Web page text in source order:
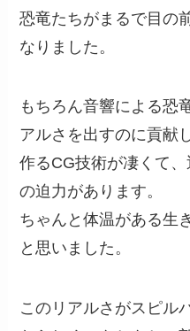
恐竜たちがまるで目の
なりました。
もちろん音響による恐
アルさを出すのに貢献
作るCG技術が凄くて
の迫力があります。
ちゃんと体温がある生
と思いました。
このリアルさがスピル